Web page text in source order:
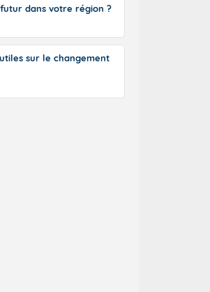
dans votre région ?
sur le changement